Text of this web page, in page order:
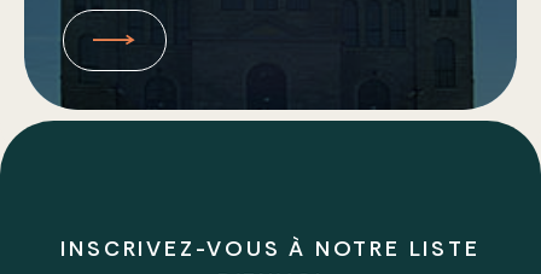
INSCRIVEZ-VOUS À NOTRE LISTE